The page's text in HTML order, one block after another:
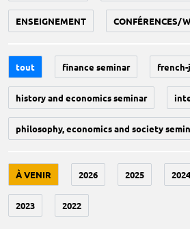
ENSEIGNEMENT CONFÉRENCES/
tout finance seminar french-
history and economics seminar
philosophy, economics and society
À VENIR 2026 2025 2024
2023 2022